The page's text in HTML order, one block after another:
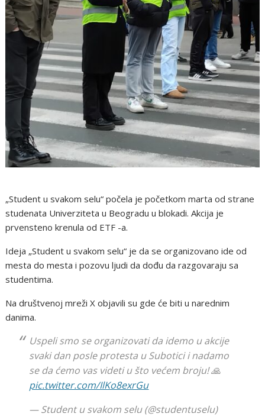
„Student u svakom selu“ počela je početkom marta od strane
studenata Univerziteta u Beogradu u blokadi. Akcija je
prvensteno krenula od ETF -a.
Ideja „Student u svakom selu“ je da se organizovano ide od
mesta do mesta i pozovu ljudi da dođu da razgovaraju sa
studentima.
Na društvenoj mreži X objavili su gde će biti u narednim
danima.
Uspeli smo se organizovati da idemo u akcije
svaki dan posle protesta u Subotici i nadamo
se da ćemo vas videti u što većem broju! 🙏
pic.twitter.com/IlKo8exrGu
— Student u svakom selu (@studentuselu)